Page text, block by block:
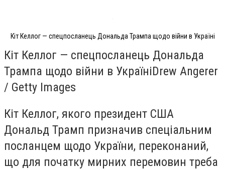
Кіт Келлог — спецпосланець Дональда Трампа щодо війни в Україні
Кіт Келлог — спецпосланець Дональда
Трампа щодо війни в УкраїніDrew Angerer
/ Getty Images
Кіт Келлог, якого президент США
Дональд Трамп призначив спеціальним
посланцем щодо України, переконаний,
що для початку мирних перемовин треба